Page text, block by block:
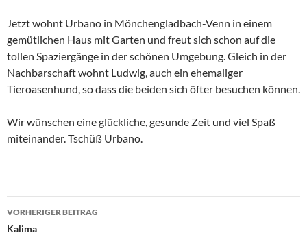
Jetzt wohnt Urbano in Mönchengladbach-Venn in einem
gemütlichen Haus mit Garten und freut sich schon auf die
tollen Spaziergänge in der schönen Umgebung. Gleich in der
Nachbarschaft wohnt Ludwig, auch ein ehemaliger
Tieroasenhund, so dass die beiden sich öfter besuchen können.
Wir wünschen eine glückliche, gesunde Zeit und viel Spaß
miteinander. Tschüß Urbano.
Beitragsnavigation
VORHERIGER BEITRAG
Kalima